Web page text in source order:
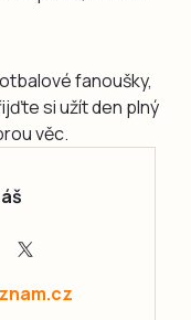
fanoušky,
si užít den plný
věc.